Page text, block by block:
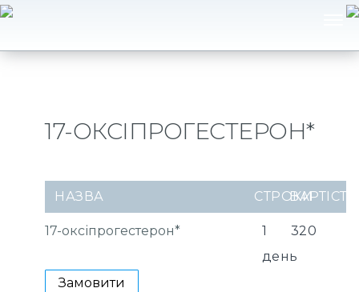
17-ОКСІПРОГЕСТЕРОН*
НАЗВА СТРОКИВАРТІСТЬ
17-оксіпрогестерон*
1
день
320
Замовити